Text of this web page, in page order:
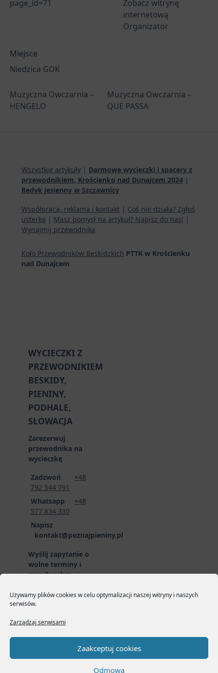
Używamy plików cookies w celu optymalizacji naszej witryny i naszych
serwisów.
Zarządzaj serwisami
Zaakceptuj cookies
Odmowa
page_id=71
Zobacz witrynę
internetową
Organizator
Miejsce
Niedzica GOK
Muzyczna Owczarnia –
HENGELO
Muzyczna Owczarnia –
QUE PASSA
Wszystkie artykuły | Darmowe wycieczki i spacery z
przewodnikiem, Krościenko nad Dunajcem 2024 |
Redyk jesienny w Szczawnicy
Współpraca, reklama i kontakt | Coś nie działa? Zgłoś
usterkę | Masz pomysł na artykuł? Napisz do nas! |
Wynajmij przewodnika
Koło Przewodników Beskidzkich PTTK w Krościenku
nad Dunajcem
WYCIECZKI Z
PRZEWODNIKIEM
BESKIDY,
PIENINY,
PODHALE,
SŁOWACJA
Zarezerwuj
przewodnika na
wycieczkę
Zadzwoń +48
792 544 791
Whatsapp +48
577 834 330
Napisz
kontakt@poznajpieniny.pl
Wyślij zapytanie o
wolne terminy i
cennik usług
poprzez formularz
zgłoszeniowy: